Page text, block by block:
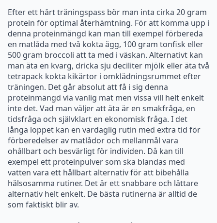
man äta en kvarg, dricka sju deciliter mjölk eller äta två
tetrapack kokta kikärtor i omklädningsrummet efter
träningen. Det går absolut att få i sig denna
proteinmängd via vanlig mat men vissa vill helt enkelt
inte det. Vad man väljer att äta är en smakfråga, en
tidsfråga och självklart en ekonomisk fråga. I det
långa loppet kan en vardaglig rutin med extra tid för
förberedelser av matlådor och mellanmål vara
ohållbart och besvärligt för individen. Då kan till
exempel ett proteinpulver som ska blandas med
vatten vara ett hållbart alternativ för att bibehålla
hälsosamma rutiner. Det är ett snabbare och lättare
alternativ helt enkelt. De bästa rutinerna är alltid de
som faktiskt blir av.
Idag är det även många som vill få i sig koffein för att
prestera bättre under arbetsdagen eller
träningspasset. Energidrycker, kaffe och te är en
smakfråga och vissa människor med känslig mage kan